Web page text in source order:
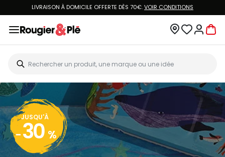
LIVRAISON À DOMICILE OFFERTE DÈS 70€.VOIR CONDITIONS
JUSQU'À
- 30 %